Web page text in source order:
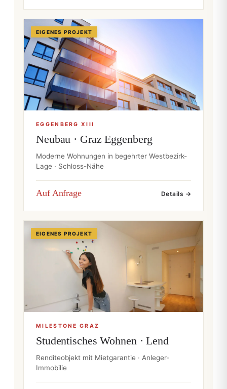
EIGENES PROJEKT
EGGENBERG XIII
Neubau · Graz Eggenberg
Moderne Wohnungen in begehrter Westbezirk-
Lage · Schloss-Nähe
Auf Anfrage Details →
EIGENES PROJEKT
MILESTONE GRAZ
Studentisches Wohnen · Lend
Renditeobjekt mit Mietgarantie · Anleger-
Immobilie